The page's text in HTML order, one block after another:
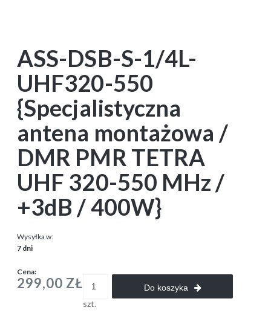
ASS-DSB-S-1/4L-
UHF320-550
{Specjalistyczna
antena montażowa /
DMR PMR TETRA
UHF 320-550 MHz /
+3dB / 400W}
Wysyłka w:
7 dni
Cena:
299,00 ZŁ
szt.
Do koszyka